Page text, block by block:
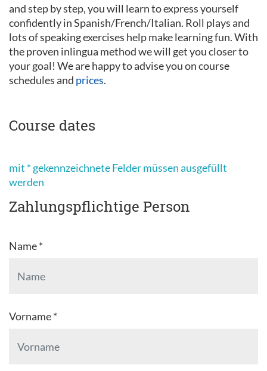
and step by step, you will learn to express yourself
confidently in Spanish/French/Italian. Roll plays and
lots of speaking exercises help make learning fun. With
the proven inlingua method we will get you closer to
your goal! We are happy to advise you on course
schedules and prices.
Course dates
mit * gekennzeichnete Felder müssen ausgefüllt
werden
Zahlungspflichtige Person
Name *
Vorname *